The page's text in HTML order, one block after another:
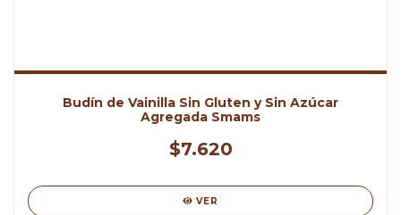
Budín de Vainilla Sin Gluten y Sin Azúcar
Agregada Smams
$7.620
VER